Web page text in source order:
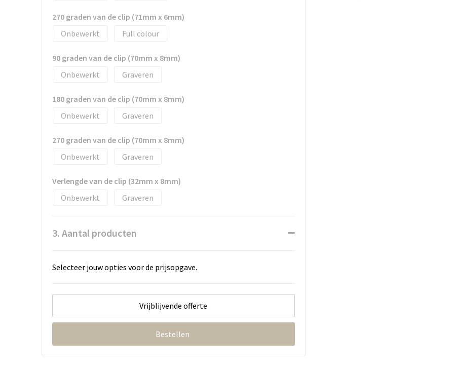
270 graden van de clip (71mm x 6mm)
Onbewerkt
Full colour
90 graden van de clip (70mm x 8mm)
Onbewerkt
Graveren
180 graden van de clip (70mm x 8mm)
Onbewerkt
Graveren
270 graden van de clip (70mm x 8mm)
Onbewerkt
Graveren
Verlengde van de clip (32mm x 8mm)
Onbewerkt
Graveren
3. Aantal producten
Selecteer jouw opties voor de prijsopgave.
Vrijblijvende offerte
Bestellen